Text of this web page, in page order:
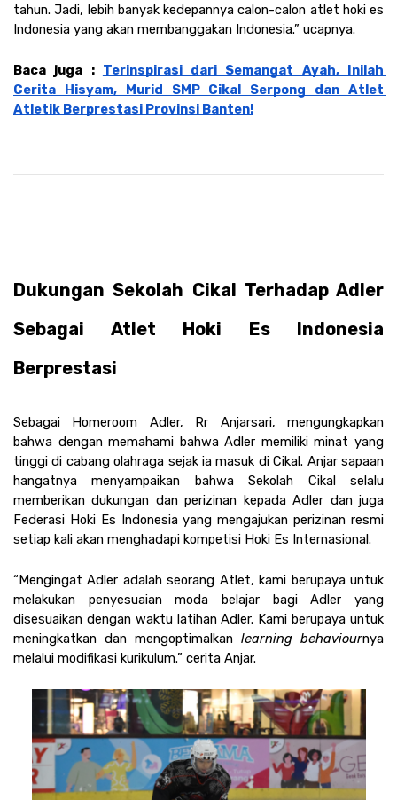
tahun. Jadi, lebih banyak kedepannya calon-calon atlet hoki es
Indonesia yang akan membanggakan Indonesia.” ucapnya.
Baca juga : Terinspirasi dari Semangat Ayah, Inilah
Cerita Hisyam, Murid SMP Cikal Serpong dan Atlet
Atletik Berprestasi Provinsi Banten!
Dukungan Sekolah Cikal Terhadap Adler
Sebagai Atlet Hoki Es Indonesia
Berprestasi
Sebagai Homeroom Adler, Rr Anjarsari, mengungkapkan
bahwa dengan memahami bahwa Adler memiliki minat yang
tinggi di cabang olahraga sejak ia masuk di Cikal. Anjar sapaan
hangatnya menyampaikan bahwa Sekolah Cikal selalu
memberikan dukungan dan perizinan kepada Adler dan juga
Federasi Hoki Es Indonesia yang mengajukan perizinan resmi
setiap kali akan menghadapi kompetisi Hoki Es Internasional.
“Mengingat Adler adalah seorang Atlet, kami berupaya untuk
melakukan penyesuaian moda belajar bagi Adler yang
disesuaikan dengan waktu latihan Adler. Kami berupaya untuk
meningkatkan dan mengoptimalkan learning behaviournya
melalui modifikasi kurikulum.” cerita Anjar.